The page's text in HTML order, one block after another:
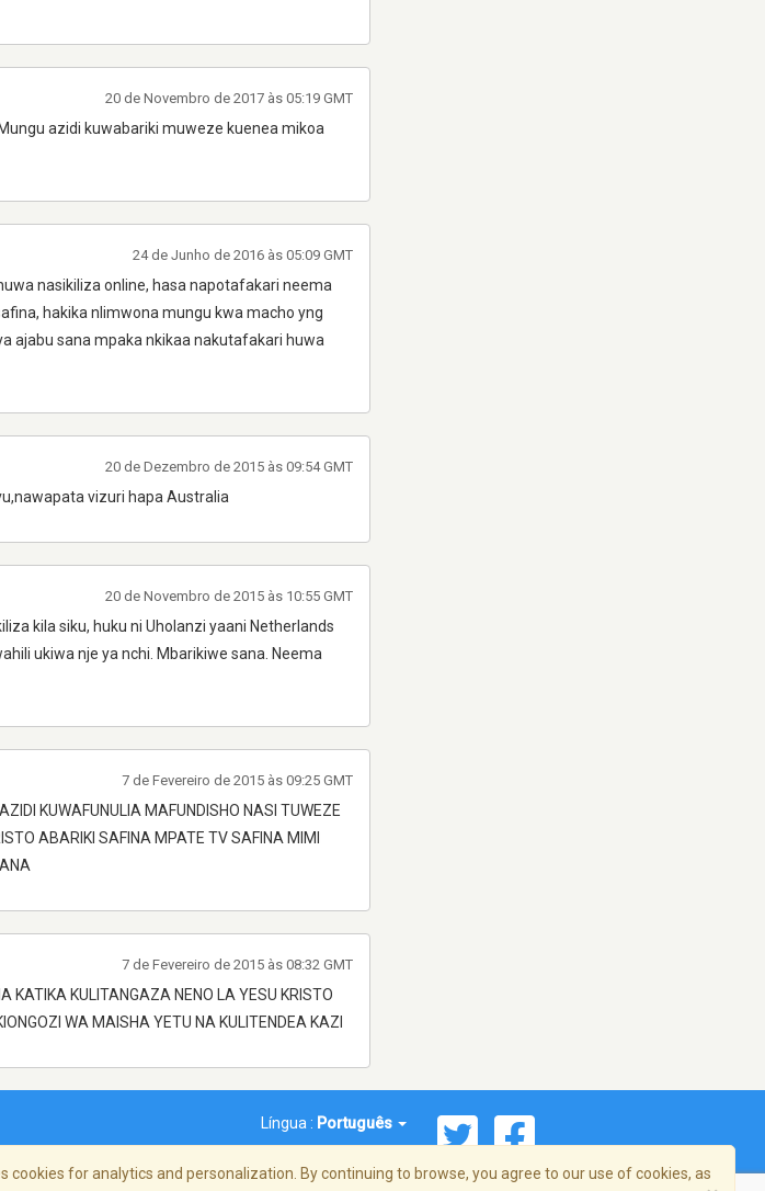
azidi kuwabariki muweze kuenea mikoa
20 de Novembro de 2017 às 05:19 GMT
nasikiliza online, hasa napotafakari neema
hakika nlimwona mungu kwa macho yng
ajabu sana mpaka nkikaa nakutafakari huwa
24 de Junho de 2016 às 05:09 GMT
vizuri hapa Australia
20 de Dezembro de 2015 às 09:54 GMT
kila siku, huku ni Uholanzi yaani Netherlands
ukiwa nje ya nchi. Mbarikiwe sana. Neema
20 de Novembro de 2015 às 10:55 GMT
KUWAFUNULIA MAFUNDISHO NASI TUWEZE
ABARIKI SAFINA MPATE TV SAFINA MIMI
7 de Fevereiro de 2015 às 09:25 GMT
KATIKA KULITANGAZA NENO LA YESU KRISTO
WA MAISHA YETU NA KULITENDEA KAZI
7 de Fevereiro de 2015 às 08:32 GMT
Língua : Português
for analytics and personalization. By continuing to browse, you agree to our use of cookies, as